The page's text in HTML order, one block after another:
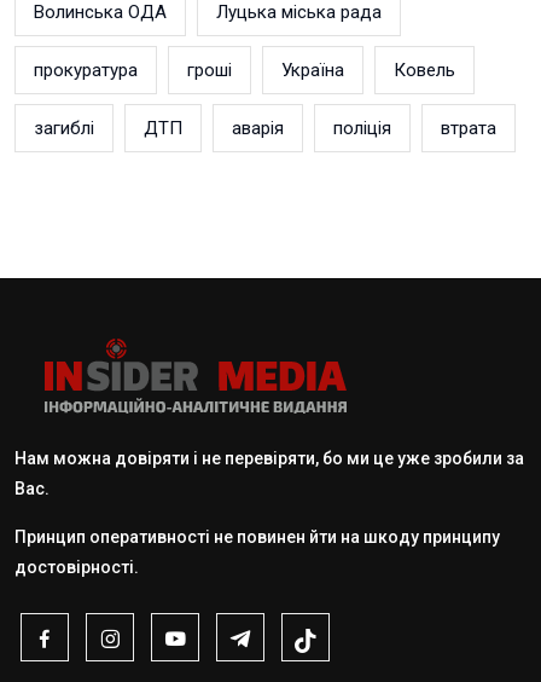
Волинська ОДА Луцька міська рада
прокуратура гроші Україна Ковель
загиблі ДТП аварія поліція втрата
Нам можна довіряти і не перевіряти, бо ми це уже зробили за
Вас.
Принцип оперативності не повинен йти на шкоду принципу
достовірності.